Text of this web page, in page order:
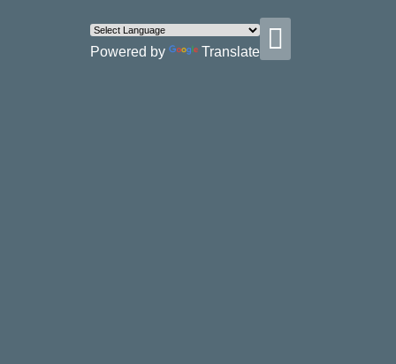
Powered by Translate